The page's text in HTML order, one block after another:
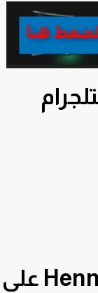
بقناة الدروس التعليمية Hennawifx على